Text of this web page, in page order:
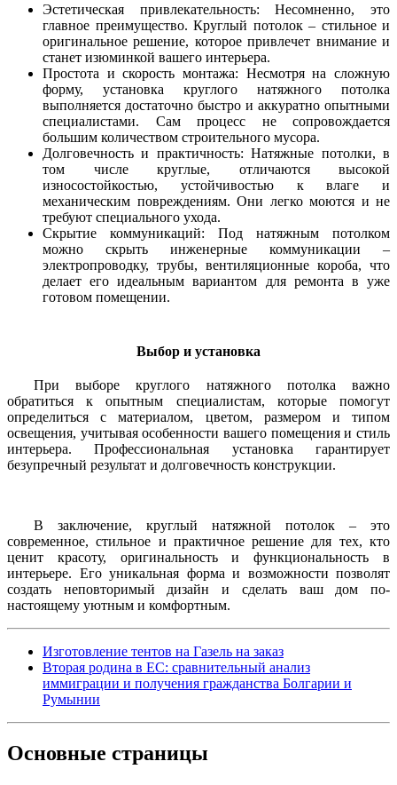
Эстетическая привлекательность: Несомненно, это
главное преимущество. Круглый потолок – стильное и
оригинальное решение, которое привлечет внимание и
станет изюминкой вашего интерьера.
Простота и скорость монтажа: Несмотря на сложную
форму, установка круглого натяжного потолка
выполняется достаточно быстро и аккуратно опытными
специалистами. Сам процесс не сопровождается
большим количеством строительного мусора.
Долговечность и практичность: Натяжные потолки, в
том числе круглые, отличаются высокой
износостойкостью, устойчивостью к влаге и
механическим повреждениям. Они легко моются и не
требуют специального ухода.
Скрытие коммуникаций: Под натяжным потолком
можно скрыть инженерные коммуникации –
электропроводку, трубы, вентиляционные короба, что
делает его идеальным вариантом для ремонта в уже
готовом помещении.
Выбор и установка
При выборе круглого натяжного потолка важно
обратиться к опытным специалистам, которые помогут
определиться с материалом, цветом, размером и типом
освещения, учитывая особенности вашего помещения и стиль
интерьера. Профессиональная установка гарантирует
безупречный результат и долговечность конструкции.
В заключение, круглый натяжной потолок – это
современное, стильное и практичное решение для тех, кто
ценит красоту, оригинальность и функциональность в
интерьере. Его уникальная форма и возможности позволят
создать неповторимый дизайн и сделать ваш дом по-
настоящему уютным и комфортным.
Изготовление тентов на Газель на заказ
Вторая родина в ЕС: сравнительный анализ
иммиграции и получения гражданства Болгарии и
Румынии
Основные страницы